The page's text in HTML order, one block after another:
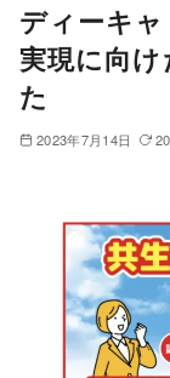
ディーキ
実現に向
た
2023年7月14日